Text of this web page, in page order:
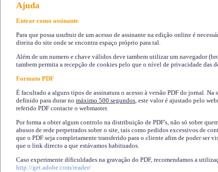
Ajuda
Entrar como assinante
Para que possa usufruir de um acesso de assinante na edição online é
direita do site onde se encontra espaço próprio para tal.
Além de um numero e chave válidos deve tambem utilizar um navegador
tambem permita a recepção de cookies pelo que o nível de privacidade das
Formato PDF
É facultado a alguns tipos de assinatura o acesso à versão PDF do jornal. Na
definido para durar no máximo 500 segundos, este valor é ajustado pelo
referido PDF contacte o webmaster.
Por forma a obter algum controlo na distribuição de PDF's, não só sobre
abusos de rede perpetrados sobre o site, tais como pedidos excessivos de
que o PDF seja completamente transferido para o cliente afim de poder ser
que o link directo a que estávamos habituados.
Caso experimente díficuldades na gravação do PDF, recomendamos a
http://get.adobe.com/reader/